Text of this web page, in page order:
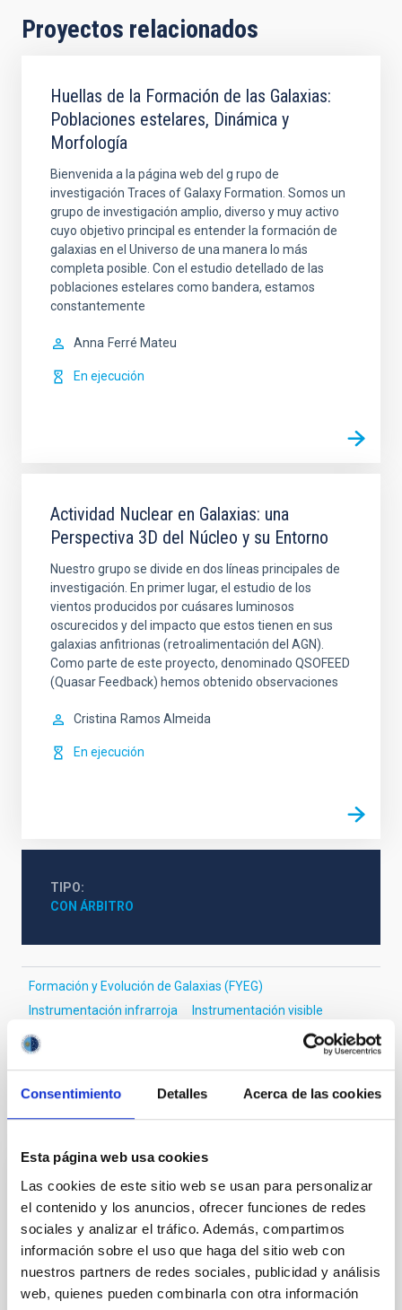
Consentimiento Detalles Acerca de las cookies
Esta página web usa cookies
Las cookies de este sitio web se usan para personalizar
el contenido y los anuncios, ofrecer funciones de redes
sociales y analizar el tráfico. Además, compartimos
información sobre el uso que haga del sitio web con
nuestros partners de redes sociales, publicidad y análisis
web, quienes pueden combinarla con otra información
Proyectos relacionados
Huellas de la Formación de las Galaxias:
Poblaciones estelares, Dinámica y
Morfología
Bienvenida a la página web del g rupo de
investigación Traces of Galaxy Formation. Somos un
grupo de investigación amplio, diverso y muy activo
cuyo objetivo principal es entender la formación de
galaxias en el Universo de una manera lo más
completa posible. Con el estudio detellado de las
poblaciones estelares como bandera, estamos
constantemente
Anna Ferré Mateu
En ejecución
Actividad Nuclear en Galaxias: una
Perspectiva 3D del Núcleo y su Entorno
Nuestro grupo se divide en dos líneas principales de
investigación. En primer lugar, el estudio de los
vientos producidos por cuásares luminosos
oscurecidos y del impacto que estos tienen en sus
galaxias anfitrionas (retroalimentación del AGN).
Como parte de este proyecto, denominado QSOFEED
(Quasar Feedback) hemos obtenido observaciones
Cristina Ramos Almeida
En ejecución
TIPO
CON ÁRBITRO
Formación y Evolución de Galaxias (FYEG)
Instrumentación infrarroja
Instrumentación visible
Galaxias
Te puede interesar
CON ÁRBITRO
Magnetic Field Alignment with Dense
Cores in the Transition between Cloud and
Core Scales
In a magnetically dominated model of star formation,